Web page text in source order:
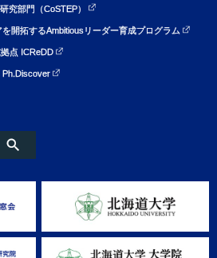
究部門（CoSTEP）
開拓するAmbitiousリーダー育成プログラム
点 ICReDD
Ph.Discover